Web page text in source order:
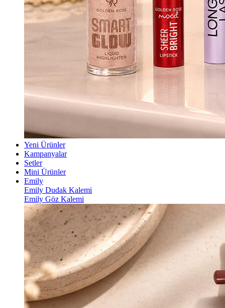
Yeni Ürünler
Kampanyalar
Setler
Mini Ürünler
Emily
Emily Dudak Kalemi
Emily Göz Kalemi